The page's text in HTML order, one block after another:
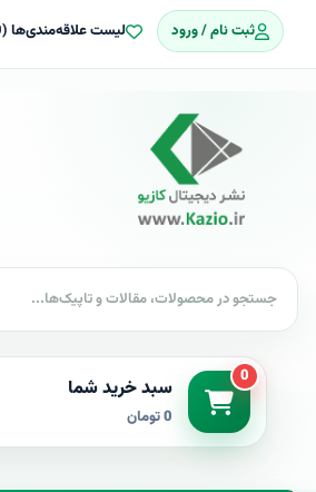
ثبت نام / ورود لیست علاقه‌مندی‌ها (0)
0 سبد خرید شما
0 تومان